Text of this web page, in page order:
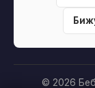
© 2026